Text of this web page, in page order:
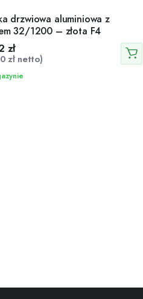
drzwiowa aluminiowa z
szyldem 32/1200 – złota F4
zł
złnetto)